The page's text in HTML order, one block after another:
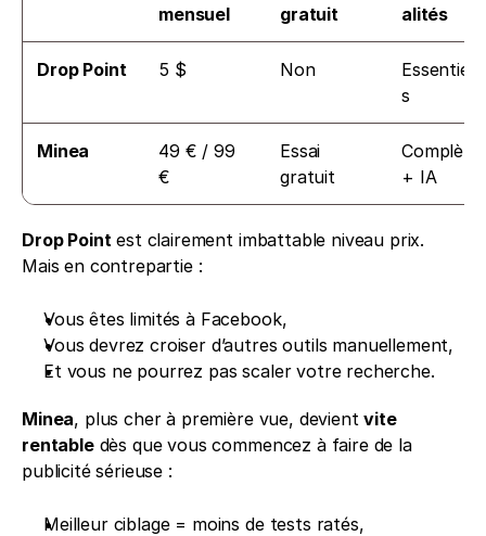
mensuel
gratuit
alités
Drop Point 5 $ Non
s
Minea
49 € / 99
€
Essai
gratuit
+ IA
Drop Point est clairement imbattable niveau prix.
Mais en contrepartie :
Vous êtes limités à Facebook,
Vous devrez croiser d’autres outils manuellement,
Et vous ne pourrez pas scaler votre recherche.
Minea, plus cher à première vue, devient vite
rentable dès que vous commencez à faire de la
publicité sérieuse :
Meilleur ciblage = moins de tests ratés,